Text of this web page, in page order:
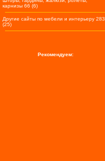
карнизы 66 (6)
Другие сайты по мебели и интерьеру 283
(25)
Рекомендуем: